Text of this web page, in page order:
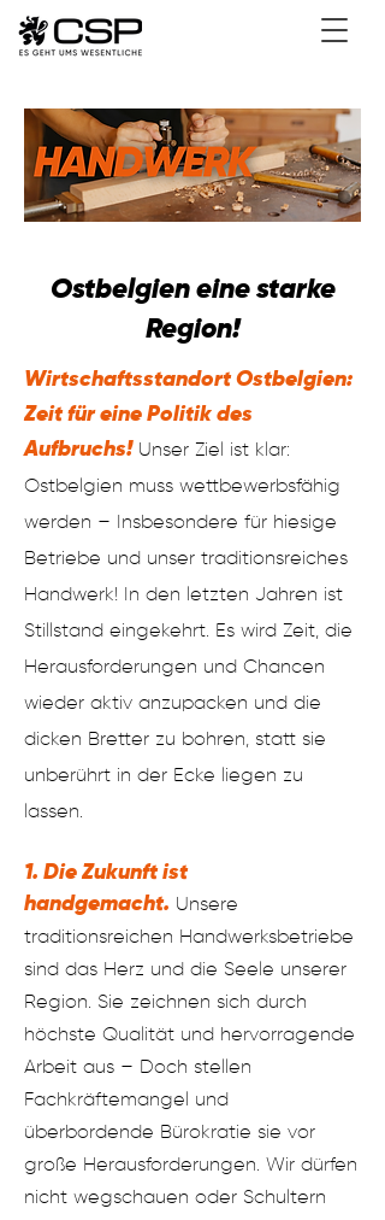
Ostbelgien eine starke
Region!
Wirtschaftsstandort Ostbelgien:
Zeit für eine Politik des
Aufbruchs! Unser Ziel ist klar:
Ostbelgien muss wettbewerbsfähig
werden – Insbesondere für hiesige
Betriebe und unser traditionsreiches
Handwerk! In den letzten Jahren ist
Stillstand eingekehrt. Es wird Zeit, die
Herausforderungen und Chancen
wieder aktiv anzupacken und die
dicken Bretter zu bohren, statt sie
unberührt in der Ecke liegen zu
lassen.
1. Die Zukunft ist
handgemacht. Unsere
traditionsreichen Handwerksbetriebe
sind das Herz und die Seele unserer
Region. Sie zeichnen sich durch
höchste Qualität und hervorragende
Arbeit aus – Doch stellen
Fachkräftemangel und
überbordende Bürokratie sie vor
große Herausforderungen. Wir dürfen
nicht wegschauen oder Schultern